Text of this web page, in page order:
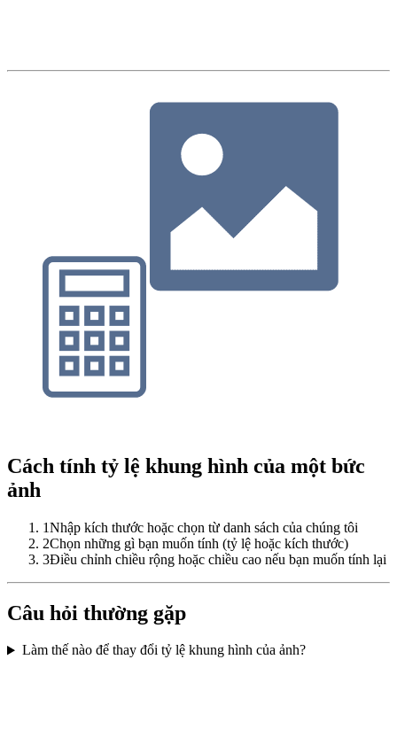
Cách tính tỷ lệ khung hình của một bức
ảnh
1Nhập kích thước hoặc chọn từ danh sách của chúng tôi
2Chọn những gì bạn muốn tính (tỷ lệ hoặc kích thước)
3Điều chỉnh chiều rộng hoặc chiều cao nếu bạn muốn tính lại
Câu hỏi thường gặp
Làm thế nào để thay đổi tỷ lệ khung hình của ảnh?